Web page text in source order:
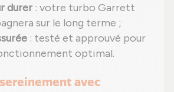
durer : votre turbo Garrett
sur le long terme ;
: testé et approuvé pour
optimal.
avec